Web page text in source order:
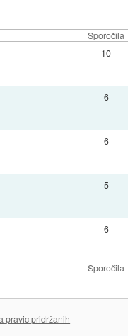
Sporočila
Sporočila
10
6
6
5
6
pravic pridržanih